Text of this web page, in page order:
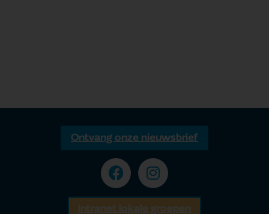
Ontvang onze nieuwsbrief
Intranet lokale groepen